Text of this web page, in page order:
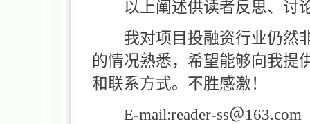
以上阐述供读者反思、讨
我对项目投融资行业仍然非
的情况熟悉，希望能够向我提
和联系方式。不胜感激！
E-mail:reader-ss＠163.com